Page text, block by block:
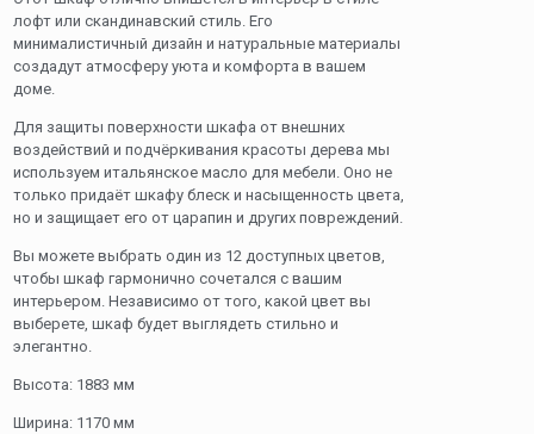
лофт или скандинавский стиль. Его
минималистичный дизайн и натуральные материалы
создадут атмосферу уюта и комфорта в вашем
доме.
Для защиты поверхности шкафа от внешних
воздействий и подчёркивания красоты дерева мы
используем итальянское масло для мебели. Оно не
только придаёт шкафу блеск и насыщенность цвета,
но и защищает его от царапин и других повреждений.
Вы можете выбрать один из 12 доступных цветов,
чтобы шкаф гармонично сочетался с вашим
интерьером. Независимо от того, какой цвет вы
выберете, шкаф будет выглядеть стильно и
элегантно.
Высота: 1883 мм
Ширина: 1170 мм